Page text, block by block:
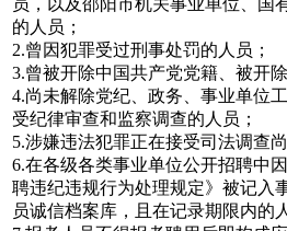
的人员；
2.曾因犯罪受过刑事处罚的人员；
3.曾被开除中国共产党党籍、被开
4.尚未解除党纪、政务、事业单位
受纪律审查和监察调查的人员；
5.涉嫌违法犯罪正在接受司法调查
6.在各级各类事业单位公开招聘中
聘违纪违规行为处理规定》被记入
员诚信档案库，且在记录期限内的